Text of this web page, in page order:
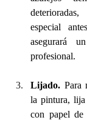
especial
asegurará
profesional.
Lijado. Para
la pintura, lija
con papel